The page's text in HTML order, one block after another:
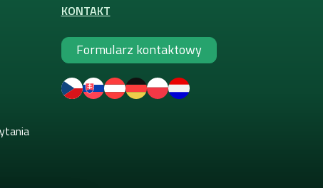
KONTAKT
Formularz kontaktowy